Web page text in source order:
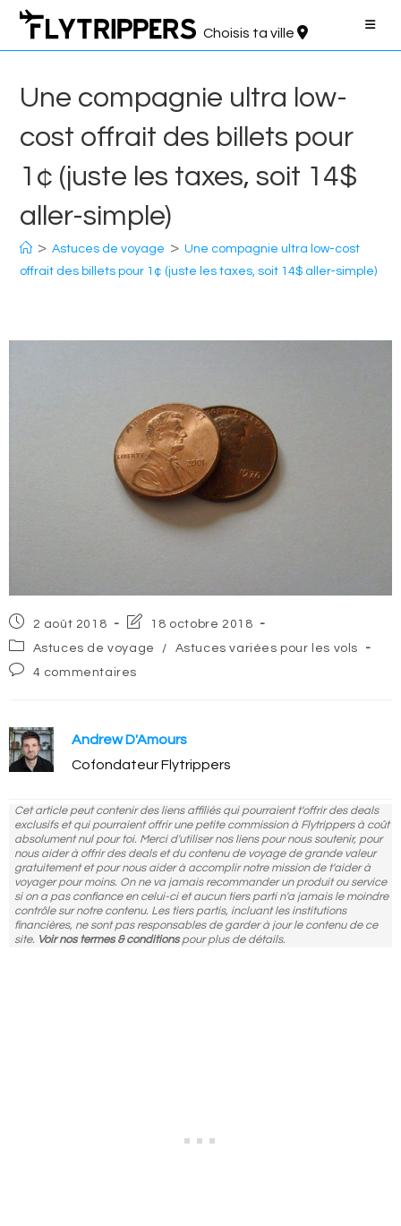
Aller
contenu
Choisis ta ville
Une compagnie ultra low-
cost offrait des billets pour
1¢ (juste les taxes, soit 14$
aller-simple)
> Astuces de voyage > Une compagnie ultra low-cost
offrait des billets pour 1¢ (juste les taxes, soit 14$ aller-simple)
Post
published:
2 août 2018
Post
modified:
18 octobre 2018
Post
category:
Astuces de voyage /
Astuces variées pour les vols
Post4 commentaires
Andrew D'Amours
Cofondateur Flytrippers
Cet article peut contenir des liens affiliés qui pourraient t'offrir des deals
exclusifs et qui pourraient offrir une petite commission à Flytrippers à coût
absolument nul pour toi. Merci d'utiliser nos liens pour nous soutenir, pour
nous aider à offrir des deals et du contenu de voyage de grande valeur
gratuitement et pour nous aider à accomplir notre mission de t'aider à
voyager pour moins. On ne va jamais recommander un produit ou service
si on a pas confiance en celui-ci et aucun tiers parti n'a jamais le moindre
contrôle sur notre contenu. Les tiers partis, incluant les institutions
financières, ne sont pas responsables de garder à jour le contenu de ce
site. Voir nos termes & conditionspour plus de détails.